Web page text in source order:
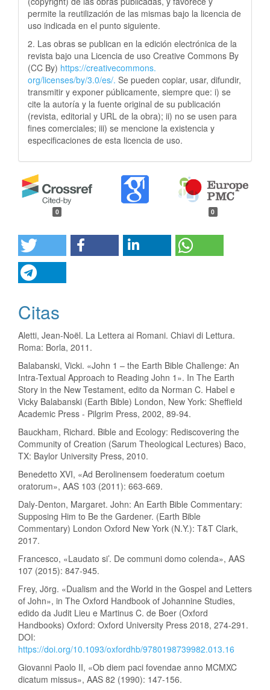
permite la reutilización de las mismas bajo la licencia de
uso indicada en el punto siguiente.
2. Las obras se publican en la edición electrónica de la
revista bajo una Licencia de uso Creative Commons By
(CC By) https://creativecommons.
org/licenses/by/3.0/es/. Se pueden copiar, usar, difundir,
transmitir y exponer públicamente, siempre que: i) se
cite la autoría y la fuente original de su publicación
(revista, editorial y URL de la obra); ii) no se usen para
fines comerciales; iii) se mencione la existencia y
especificaciones de esta licencia de uso.
0 0
Citas
Aletti, Jean-Noël. La Lettera ai Romani. Chiavi di Lettura.
Roma: Borla, 2011.
Balabanski, Vicki. «John 1 – the Earth Bible Challenge: An
Intra-Textual Approach to Reading John 1». In The Earth
Story in the New Testament, edito da Norman C. Habel e
Vicky Balabanski (Earth Bible) London, New York: Sheffield
Academic Press - Pilgrim Press, 2002, 89-94.
Bauckham, Richard. Bible and Ecology: Rediscovering the
Community of Creation (Sarum Theological Lectures) Baco,
TX: Baylor University Press, 2010.
Benedetto XVI, «Ad Berolinensem foederatum coetum
oratorum», AAS 103 (2011): 663-669.
Daly-Denton, Margaret. John: An Earth Bible Commentary:
Supposing Him to Be the Gardener. (Earth Bible
Commentary) London Oxford New York (N.Y.): T&T Clark,
2017.
Francesco, «Laudato si’. De communi domo colenda», AAS
107 (2015): 847-945.
Frey, Jörg. «Dualism and the World in the Gospel and Letters
of John», in The Oxford Handbook of Johannine Studies,
edido da Judit Lieu e Martinus C. de Boer (Oxford
Handbooks) Oxford: Oxford University Press 2018, 274-291.
DOI:
https://doi.org/10.1093/oxfordhb/9780198739982.013.16
Giovanni Paolo II, «Ob diem paci fovendae anno MCMXC
dicatum missus», AAS 82 (1990): 147-156.